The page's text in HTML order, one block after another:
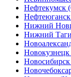
Нефтекумск
Нижний
Нижний